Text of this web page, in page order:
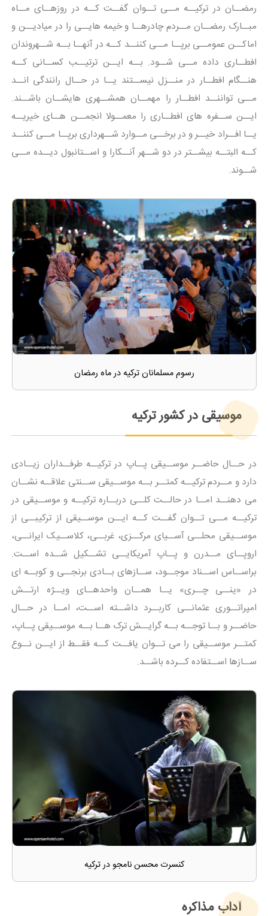
رمضــان در ترکیــه مــی تــوان گفــت کــه در روزهــای مــاه
مبــارک رمضــان مــردم چادرهــا و خیمه هایــی را در میادیــن و
اماکــن عمومــی برپــا مــی کننــد کــه در آنهــا بــه شــهروندان
افطــاری داده مــی شــود. بــه ایــن ترتیــب کســانی کــه
هنــگام افطــار در منــزل نیســتند یــا در حــال رانندگی انــد
مــی تواننــد افطــار را مهمــان همشــهری هایشــان باشــند.
ایــن ســفره های افطــاری را معمــولا انجمــن هــای خیریــه
یــا افــراد خیــر و در برخــی مــوارد شــهرداری برپــا مــی کننــد
کــه البتــه بیشــتر در دو شــهر آنــکارا و اســتانبول دیــده مــی
شــوند.
رسوم مسلمانان ترکیه در ماه رمضان
موسیقی در کشور ترکیه
در حــال حاضــر موســیقی پــاپ در ترکیــه طرفــداران زیــادی
دارد و مــردم ترکیــه کمتــر بــه موســیقی ســنتی علاقــه نشــان
می دهنــد امــا در حالــت کلــی دربــاره ترکیــه و موســیقی در
ترکیــه مــی تــوان گفــت کــه ایــن موســیقی از ترکیبــی از
موســیقی محلــی آســیای مرکــزی، غربــی، کلاســیک ایرانــی،
اروپــای مــدرن و پــاپ آمریکایــی تشــکیل شــده اســت.
براســاس اســناد موجــود، ســازهای بــادی برنجــی و کوبــه ای
در «ینــی چــری» یــا همــان واحدهــای ویــژه ارتــش
امپراتــوری عثمانــی کاربــرد داشــته اســت، امــا در حــال
حاضــر و بــا توجــه بــه گرایــش ترک هــا بــه موســیقی پــاپ،
کمتــر موســیقی را می تــوان یافــت کــه فقــط از ایــن نــوع
ســازها اســتفاده کــرده باشــد.
کنسرت محسن نامجو در ترکیه
آداب مذاکره